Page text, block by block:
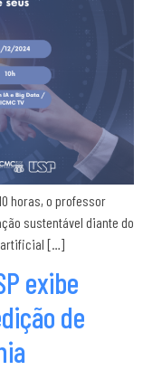
horas, o professor
sustentável diante do
artificial […]
exibe
de